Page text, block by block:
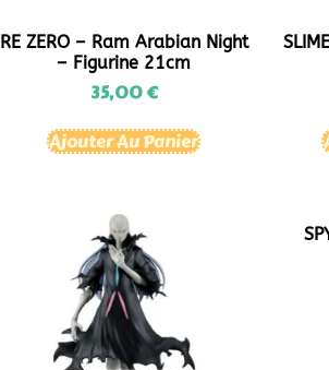
RE ZERO – Ram Arabian Night
– Figurine 21cm
35,00€
Ajouter Au Panier